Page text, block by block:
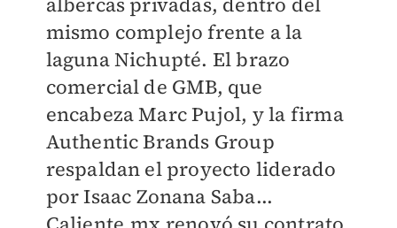
mismo complejo frente a la
laguna Nichupté. El brazo
comercial de GMB, que
encabeza Marc Pujol, y la firma
Authentic Brands Group
respaldan el proyecto liderado
por Isaac Zonana Saba...